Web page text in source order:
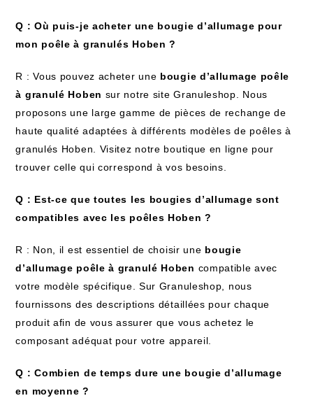
Q : Où puis-je acheter une bougie d’allumage pour
mon poêle à granulés Hoben ?
R : Vous pouvez acheter une bougie d’allumage poêle
à granulé Hoben sur notre site Granuleshop. Nous
proposons une large gamme de pièces de rechange de
haute qualité adaptées à différents modèles de poêles à
granulés Hoben. Visitez notre boutique en ligne pour
trouver celle qui correspond à vos besoins.
Q : Est-ce que toutes les bougies d’allumage sont
compatibles avec les poêles Hoben ?
R : Non, il est essentiel de choisir une bougie
d’allumage poêle à granulé Hoben compatible avec
votre modèle spécifique. Sur Granuleshop, nous
fournissons des descriptions détaillées pour chaque
produit afin de vous assurer que vous achetez le
composant adéquat pour votre appareil.
Q : Combien de temps dure une bougie d’allumage
en moyenne ?